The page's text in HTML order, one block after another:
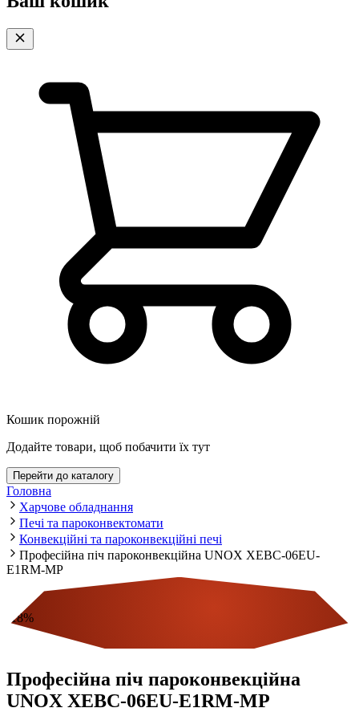
Кошик порожній
Додайте товари, щоб побачити їх тут
Перейти до каталогу
Головна
Харчове обладнання
Печі та пароконвектомати
Конвекційні та пароконвекційні печі
Професійна піч пароконвекційна UNOX XEBC-06EU-
E1RM-MP
18%
Професійна піч пароконвекційна
UNOX XEBC-06EU-E1RM-MP